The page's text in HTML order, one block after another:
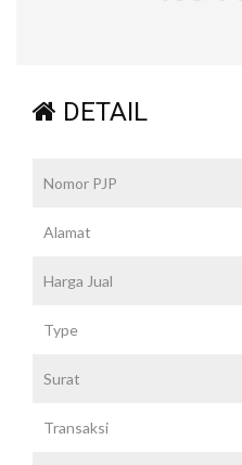
DETAIL
Nomor PJP
Alamat
Harga Jual
Type
Surat
Transaksi